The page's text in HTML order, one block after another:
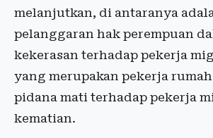
melanjutkan, di antaranya
pelanggaran hak perempuan
kekerasan terhadap pekerja
yang merupakan pekerja
pidana mati terhadap pekerja
kematian.